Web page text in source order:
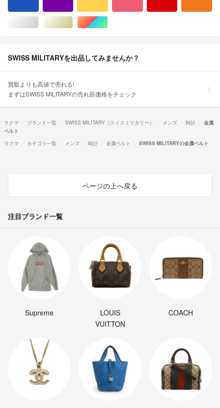
シルバー/銀色系ゴールド/金色系マルチカラー
SWISS MILITARYを出品してみませんか？
買取よりも高値で売れる!
まずはSWISS MILITARYの売れ筋価格をチェック
ラクマ ブランド一覧 SWISS MILITARY（スイスミリタリー） メンズ 時計
金属
ベルト
ラクマ
カテゴリ一覧 メンズ 時計 金属ベルト SWISS MILITARYの金属ベルト
ページの上へ戻る
注目ブランド一覧
Supreme
LOUIS
VUITTON
COACH